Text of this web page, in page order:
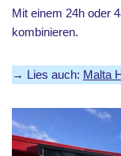
Mit einem 24h oder
kombinieren.
→ Lies auch: Malta